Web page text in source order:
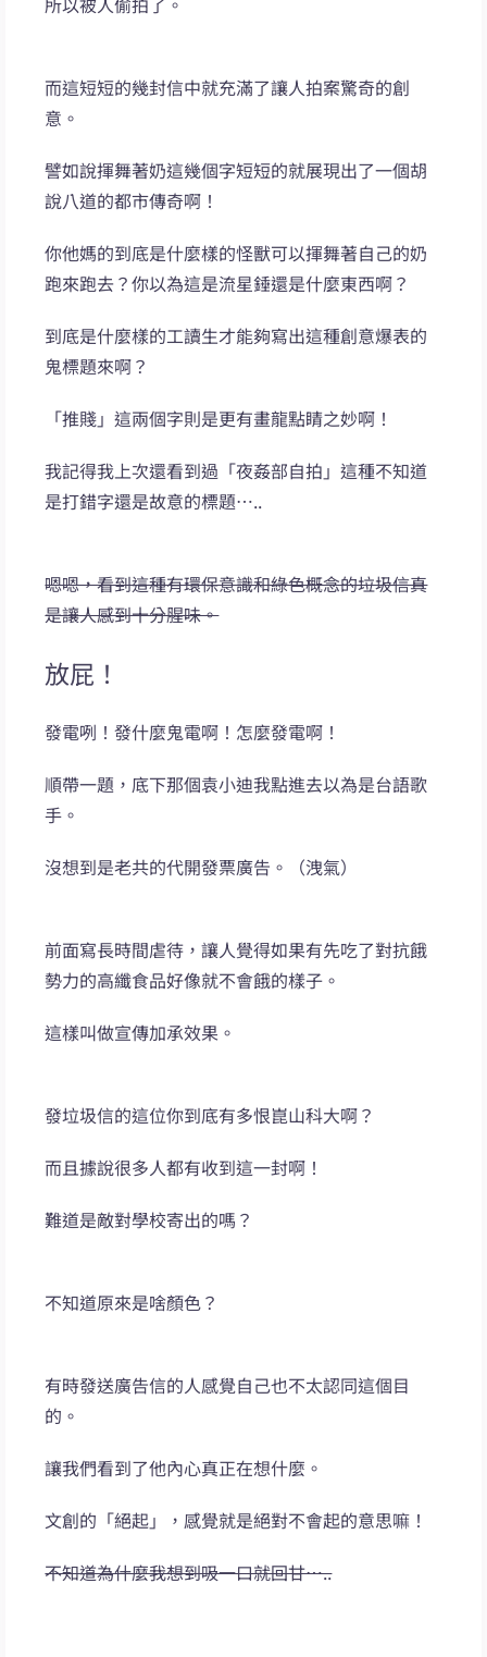
而這短短的幾封信中就充滿了讓人拍案驚奇的創
意。
譬如說揮舞著奶這幾個字短短的就展現出了一個胡
說八道的都市傳奇啊！
你他媽的到底是什麼樣的怪獸可以揮舞著自己的奶
跑來跑去？你以為這是流星錘還是什麼東西啊？
到底是什麼樣的工讀生才能夠寫出這種創意爆表的
鬼標題來啊？
「推賤」這兩個字則是更有畫龍點睛之妙啊！
我記得我上次還看到過「夜姦部自拍」這種不知道
是打錯字還是故意的標題…..
嗯嗯，看到這種有環保意識和綠色概念的垃圾信真
是讓人感到十分腥味。
放屁！
發電咧！發什麼鬼電啊！怎麼發電啊！
順帶一題，底下那個袁小迪我點進去以為是台語歌
手。
沒想到是老共的代開發票廣告。（洩氣）
前面寫長時間虐待，讓人覺得如果有先吃了對抗餓
勢力的高纖食品好像就不會餓的樣子。
這樣叫做宣傳加承效果。
發垃圾信的這位你到底有多恨崑山科大啊？
而且據說很多人都有收到這一封啊！
難道是敵對學校寄出的嗎？
不知道原來是啥顏色？
有時發送廣告信的人感覺自己也不太認同這個目
的。
讓我們看到了他內心真正在想什麼。
文創的「絕起」，感覺就是絕對不會起的意思嘛！
不知道為什麼我想到吸一口就回甘…..